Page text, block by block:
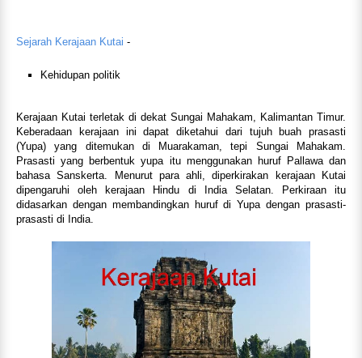
Sejarah Kerajaan Kutai -
Kehidupan politik
Kerajaan Kutai terletak di dekat Sungai Mahakam, Kalimantan Timur.
Keberadaan kerajaan ini dapat diketahui dari tujuh buah prasasti
(Yupa) yang ditemukan di Muarakaman, tepi Sungai Mahakam.
Prasasti yang berbentuk yupa itu menggunakan huruf Pallawa dan
bahasa Sanskerta. Menurut para ahli, diperkirakan kerajaan Kutai
dipengaruhi oleh kerajaan Hindu di India Selatan. Perkiraan itu
didasarkan dengan membandingkan huruf di Yupa dengan prasasti-
prasasti di India.